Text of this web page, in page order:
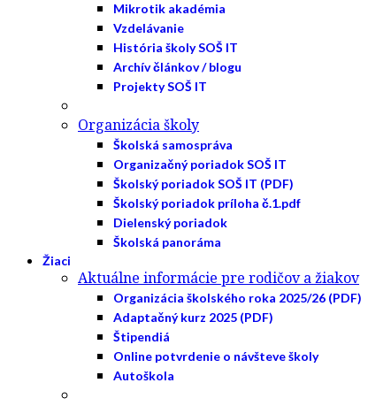
Mikrotik akadémia
Vzdelávanie
História školy SOŠ IT
Archív článkov / blogu
Projekty SOŠ IT
Organizácia školy
Školská samospráva
Organizačný poriadok SOŠ IT
Školský poriadok SOŠ IT (PDF)
Školský poriadok príloha č.1.pdf
Dielenský poriadok
Školská panoráma
Žiaci
Aktuálne informácie pre rodičov a žiakov
Organizácia školského roka 2025/26 (PDF)
Adaptačný kurz 2025 (PDF)
Štipendiá
Online potvrdenie o návšteve školy
Autoškola